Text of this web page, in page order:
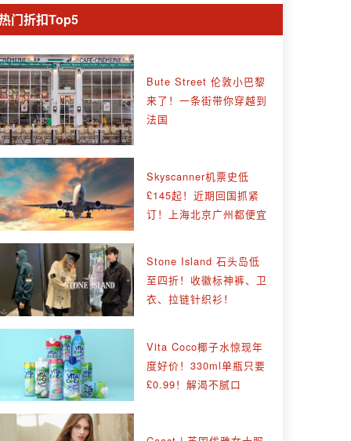
门折扣Top5
Bute Street 伦敦小巴黎
来了！一条街带你穿越到
法国
Skyscanner机票史低
£145起！近期回国抓紧
订！上海北京广州都便宜
Stone Island 石头岛低
至四折！收徽标神裤、卫
衣、拉链针织衫！
Vita Coco椰子水惊现年
度好价！330ml单瓶只要
£0.99！解渴不腻口